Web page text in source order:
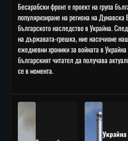
Бесарабски фронт е проект на група
популяризиране на региона на Дунавска
българското наследство в Украйна.
на държавата-грешка, ние насочихме
ежедневни хроники за войната в
българският читател да получава
се в момента.
Украйна